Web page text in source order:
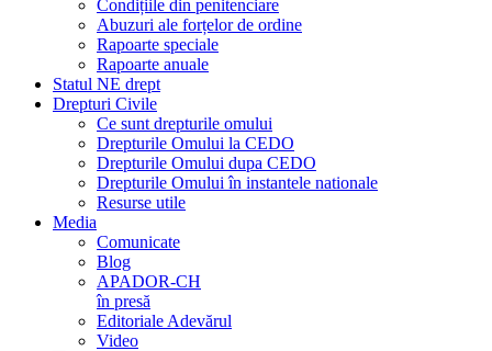
Condițiile din penitenciare
Abuzuri ale forțelor de ordine
Rapoarte speciale
Rapoarte anuale
Statul NE drept
Drepturi Civile
Ce sunt drepturile omului
Drepturile Omului la CEDO
Drepturile Omului dupa CEDO
Drepturile Omului în instantele nationale
Resurse utile
Media
Comunicate
Blog
APADOR-CH
în presă
Editoriale Adevărul
Video